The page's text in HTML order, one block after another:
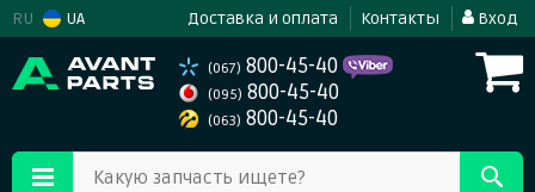
RU UA Доставка и оплата Контакты Вход
(067) 800-45-40
(095) 800-45-40
(063) 800-45-40
Какую запчасть ищете?